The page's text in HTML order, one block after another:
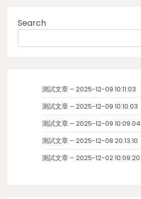
Search
測試文章 – 2025-12-09 10:11:03
測試文章 – 2025-12-09 10:10:03
測試文章 – 2025-12-09 10:09:04
測試文章 – 2025-12-08 20:13:10
測試文章 – 2025-12-02 10:09:20